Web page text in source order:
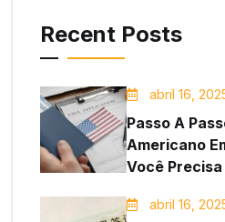
Recent Posts
abril 16,
Passo A
Americano
Você
abril 16,